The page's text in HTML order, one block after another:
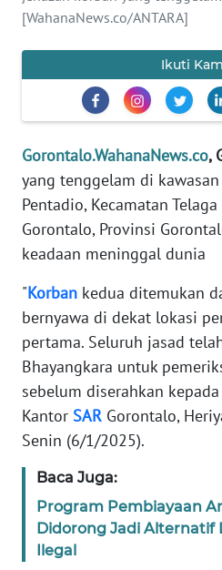
[WahanaNews.co/ANTARA]
Ikuti
Gorontalo.WahanaNews.co,
yang tenggelam di
Pentadio, Kecamatan
Gorontalo, Provinsi
keadaan meninggal dunia
"Korban kedua ditemukan
bernyawa di dekat lokasi
pertama. Seluruh jasad
Bhayangkara untuk
sebelum diserahkan
Kantor SAR Gorontalo,
Senin (6/1/2025).
Baca Juga:
Program Pembiayaan
Didorong Jadi Alternatif
Ilegal
PEDOMAN
MEDIA
REDAKSI
KARIR
DISCLAIMER
Wahana
News
Regional
WN
SUMUT
WN
JAKARTA
WN